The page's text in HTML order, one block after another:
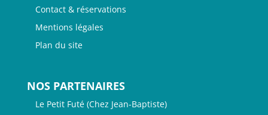
Contact & réservations
Mentions légales
Plan du site
NOS PARTENAIRES
Le Petit Futé (Chez Jean-Baptiste)